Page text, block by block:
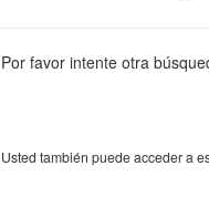
Por favor intente otra
Usted también puede acceder a